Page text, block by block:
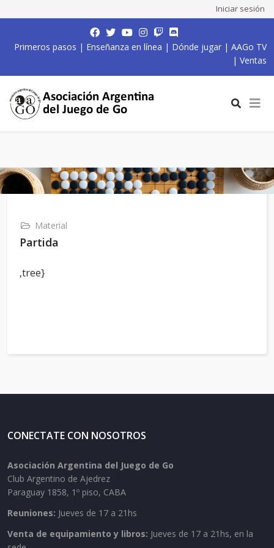
Iniciar sesión
Primeros pasos | Enseñanza en línea | Dónde jugar | AAGo TV
| Ventas
Material
Partida
,tree}
CONECTATE CON NOSOTROS
Asociación Argentina del Juego de Go
Club Argentino de Ajedrez
Paraguay 1858, 1º piso, CABA
Reuniones: Jueves de 17 a 21hs
Venta de equipamiento y libros: Jueves de 17 a 21hs, en la